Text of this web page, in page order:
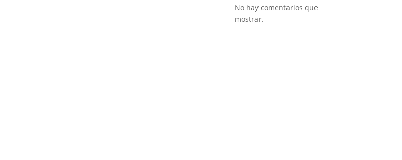
No hay comentarios que
mostrar.